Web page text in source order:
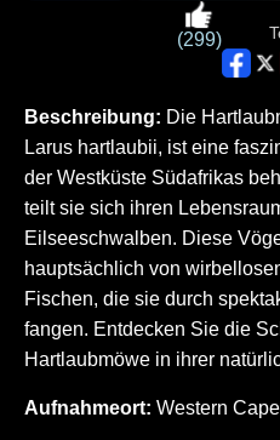
(299)
Beschreibung: Die
Larus hartlaubii, ist eine
der Westküste Südafrikas
teilt sie sich ihren
Eilseeschwalben. Diese
hauptsächlich von
Fischen, die sie durch
fangen. Entdecken Sie die
Hartlaubmöwe in ihrer
Aufnahmeort: Western